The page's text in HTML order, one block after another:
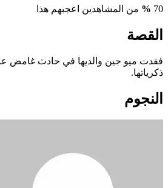
70
% من المشاهدين اعجبهم هذا
القصة
فقدت ميو جين والديها في حادث غامض
ذكرياتها.
النجوم